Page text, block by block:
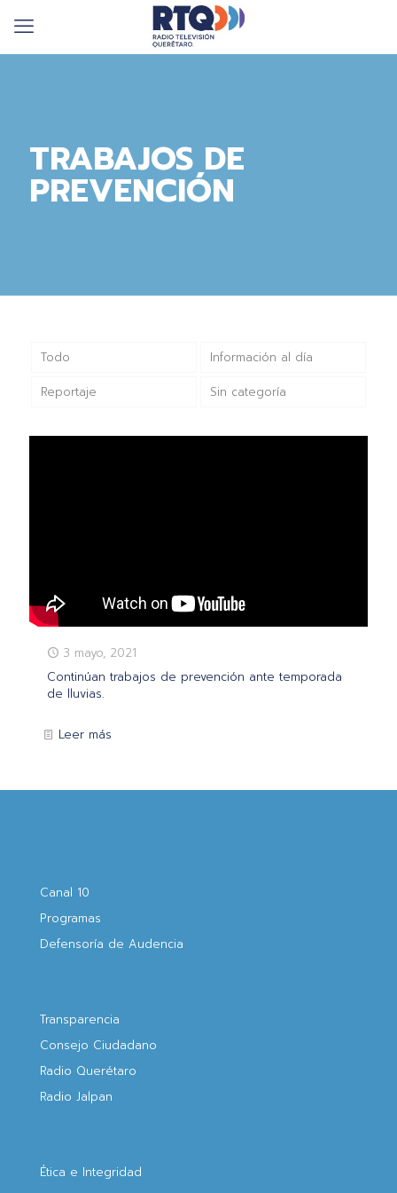
TRABAJOS DE
PREVENCIÓN
Todo Información al día
Reportaje Sin categoría
3 mayo, 2021
Continúan trabajos de prevención ante temporada
de lluvias.
Leer más
Canal 10
Programas
Defensoría de Audencia
Transparencia
Consejo Ciudadano
Radio Querétaro
Radio Jalpan
Ética e Integridad